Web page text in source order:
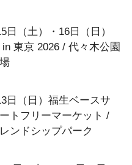
日（土）・16日（日）
東京 2026 / 代々木公園
日（日）福生ベースサ
トフリーマーケット /
ンドシップパーク